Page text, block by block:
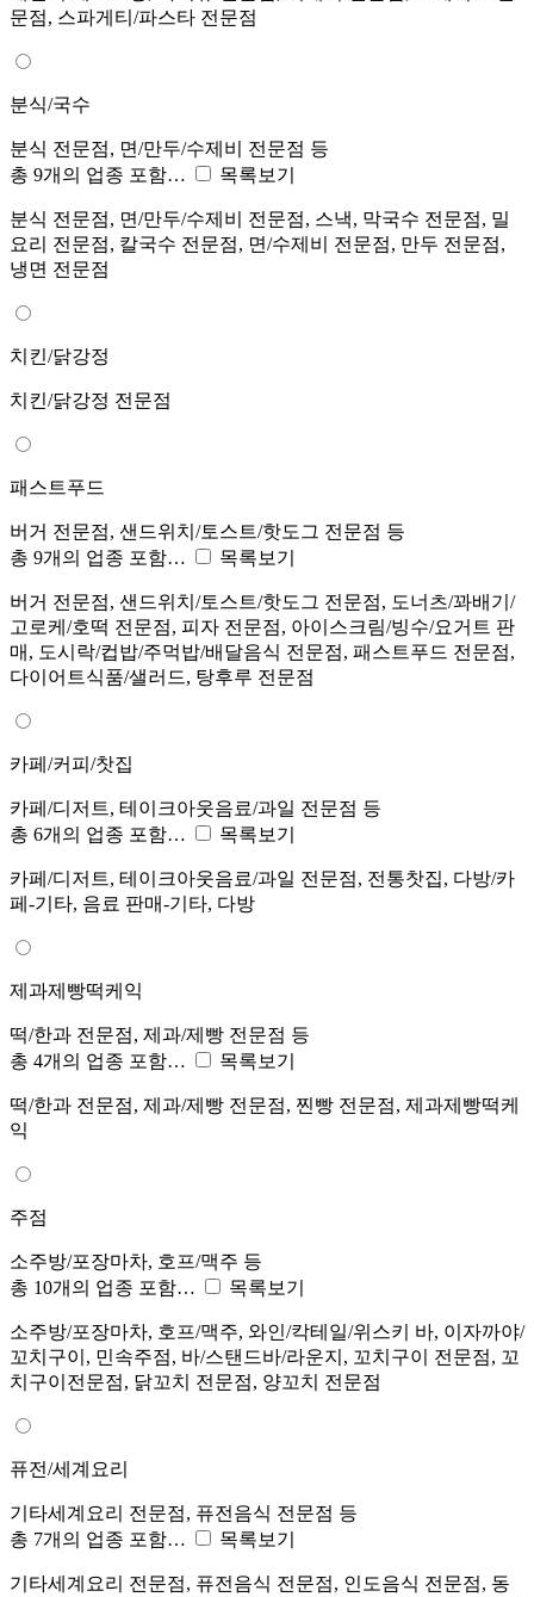
문점, 스파게티/파스타 전문점
분식/국수
분식 전문점, 면/만두/수제비 전문점 등
총 9개의 업종 포함…
목록보기
분식 전문점, 면/만두/수제비 전문점, 스낵, 막국수 전문점, 밀
요리 전문점, 칼국수 전문점, 면/수제비 전문점, 만두 전문점,
냉면 전문점
치킨/닭강정
치킨/닭강정 전문점
패스트푸드
버거 전문점, 샌드위치/토스트/핫도그 전문점 등
총 9개의 업종 포함…
목록보기
버거 전문점, 샌드위치/토스트/핫도그 전문점, 도너츠/꽈배기/
고로케/호떡 전문점, 피자 전문점, 아이스크림/빙수/요거트 판
매, 도시락/컵밥/주먹밥/배달음식 전문점, 패스트푸드 전문점,
다이어트식품/샐러드, 탕후루 전문점
카페/커피/찻집
카페/디저트, 테이크아웃음료/과일 전문점 등
총 6개의 업종 포함…
목록보기
카페/디저트, 테이크아웃음료/과일 전문점, 전통찻집, 다방/카
페-기타, 음료 판매-기타, 다방
제과제빵떡케익
떡/한과 전문점, 제과/제빵 전문점 등
총 4개의 업종 포함…
목록보기
떡/한과 전문점, 제과/제빵 전문점, 찐빵 전문점, 제과제빵떡케
익
주점
소주방/포장마차, 호프/맥주 등
총 10개의 업종 포함…
목록보기
소주방/포장마차, 호프/맥주, 와인/칵테일/위스키 바, 이자까야/
꼬치구이, 민속주점, 바/스탠드바/라운지, 꼬치구이 전문점, 꼬
치구이전문점, 닭꼬치 전문점, 양꼬치 전문점
퓨전/세계요리
기타세계요리 전문점, 퓨전음식 전문점 등
총 7개의 업종 포함…
목록보기
기타세계요리 전문점, 퓨전음식 전문점, 인도음식 전문점, 동